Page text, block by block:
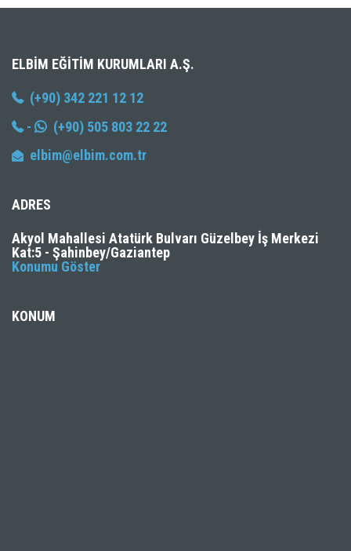
ELBIM EĞITIM KURUMLARI A.Ş.
(+90) 342 221 12 12
-
(+90) 505 803 22 22
elbim@elbim.com.tr
ADRES
Akyol Mahallesi Atatürk Bulvarı Güzelbey İş Merkezi
Kat:5 - Şahinbey/Gaziantep
Konumu Göster
KONUM